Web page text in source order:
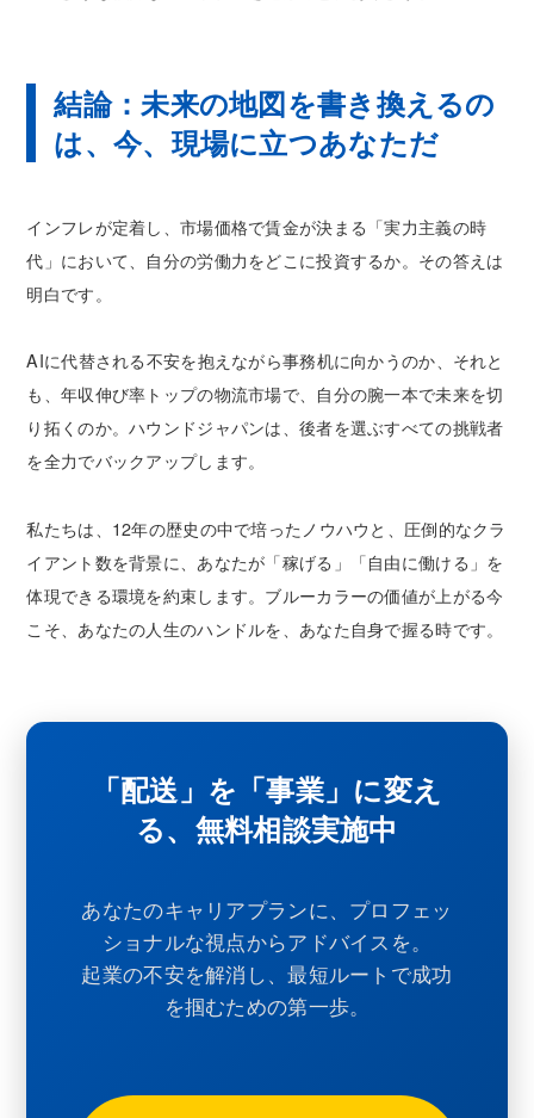
結論：未来の地図を書き換えるの
は、今、現場に立つあなただ
インフレが定着し、市場価格で賃金が決まる「実力主義の時
代」において、自分の労働力をどこに投資するか。その答えは
明白です。
AIに代替される不安を抱えながら事務机に向かうのか、それと
も、年収伸び率トップの物流市場で、自分の腕一本で未来を切
り拓くのか。ハウンドジャパンは、後者を選ぶすべての挑戦者
を全力でバックアップします。
私たちは、12年の歴史の中で培ったノウハウと、圧倒的なクラ
イアント数を背景に、あなたが「稼げる」「自由に働ける」を
体現できる環境を約束します。ブルーカラーの価値が上がる今
こそ、あなたの人生のハンドルを、あなた自身で握る時です。
「配送」を「事業」に変え
る、無料相談実施中
あなたのキャリアプランに、プロフェッ
ショナルな視点からアドバイスを。
起業の不安を解消し、最短ルートで成功
を掴むための第一歩。